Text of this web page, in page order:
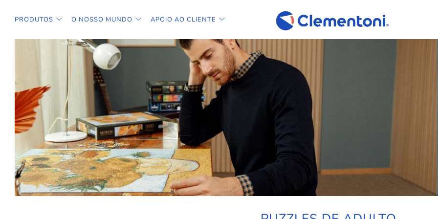
PRODUTOS O NOSSO MUNDO APOIO AO CLIENTE